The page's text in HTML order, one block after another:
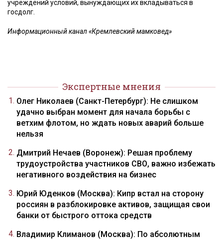
учреждений условий, вынуждающих их вкладываться в
госдолг.
Информационный канал «Кремлевский мамковед»
Экспертные мнения
Олег Николаев (Санкт-Петербург): Не слишком
удачно выбран момент для начала борьбы с
ветхим флотом, но ждать новых аварий больше
нельзя
Дмитрий Нечаев (Воронеж): Решая проблему
трудоустройства участников СВО, важно избежать
негативного воздействия на бизнес
Юрий Юденков (Москва): Кипр встал на сторону
россиян в разблокировке активов, защищая свои
банки от быстрого оттока средств
Владимир Климанов (Москва): По абсолютным